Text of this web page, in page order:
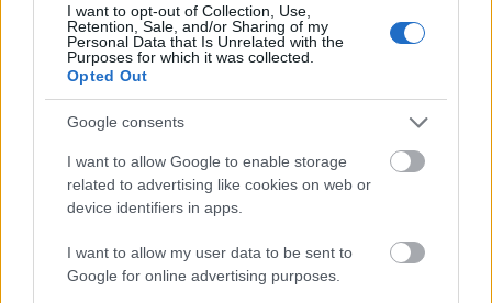
I want to opt-out of Collection, Use,
Retention, Sale, and/or Sharing of my
Personal Data that Is Unrelated with the
Purposes for which it was collected.
Opted Out
Google consents
I want to allow Google to enable storage
related to advertising like cookies on web or
device identifiers in apps.
I want to allow my user data to be sent to
Google for online advertising purposes.
finomította a páciens-akvirálási tölcséreket,
aminek köszönhetően a betegek sokkal
gyorsabban és egyszerűbben találták meg a
számukra szükséges szakorvosi ellátást.
petersegit.hu:A személyes tanácsadás és az
kapcsolódás a siker kulcsa. Egy egyedileg
kalibrált AI-retargeting (újracélzási) stratégia és
a pszichológiailag optimalizált érkező oldalak
(landing page-ek) segítségével a hideg közösségi
média forgalmat sikerült elkötelezett, hosszú
távú mentoráltakká alakítani.